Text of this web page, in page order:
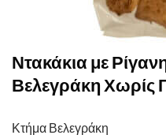
Ντακάκια με
Βελεγράκη Χωρίς
Κτήμα Βελεγράκη